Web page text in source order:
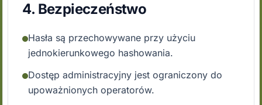
4. Bezpieczeństwo
Hasła są przechowywane przy użyciu
jednokierunkowego hashowania.
Dostęp administracyjny jest ograniczony do
upoważnionych operatorów.